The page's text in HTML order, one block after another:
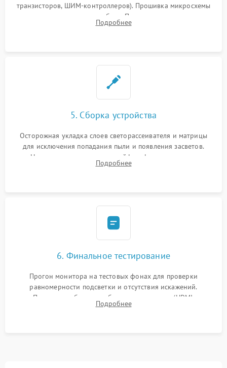
транзисторов, ШИМ-контроллеров). Прошивка микросхемы
памяти при программных сбоях. При поломке подсветки —
разборка матрицы и замена выгоревших светодиодов.
Подробнее
5. Сборка устройства
Осторожная укладка слоев светорассеивателя и матрицы
для исключения попадания пыли и появления засветов.
Надежное подключение шлейфов, фиксация плат и
аккуратное защелкивание пластикового корпуса монитора.
Подробнее
6. Финальное тестирование
Прогон монитора на тестовых фонах для проверки
равномерности подсветки и отсутствия искажений.
Проверка работоспособности всех портов (HDMI,
DisplayPort, VGA) и кнопок управления под нагрузкой в
Подробнее